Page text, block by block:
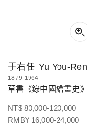
于右任 Yu You-Ren
1879-1964
草書《錄中國繪畫史》
NT$ 80,000-120,000
RMB¥ 16,000-24,000